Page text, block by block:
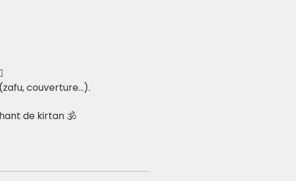
couverture...).
de kirtan 🕉